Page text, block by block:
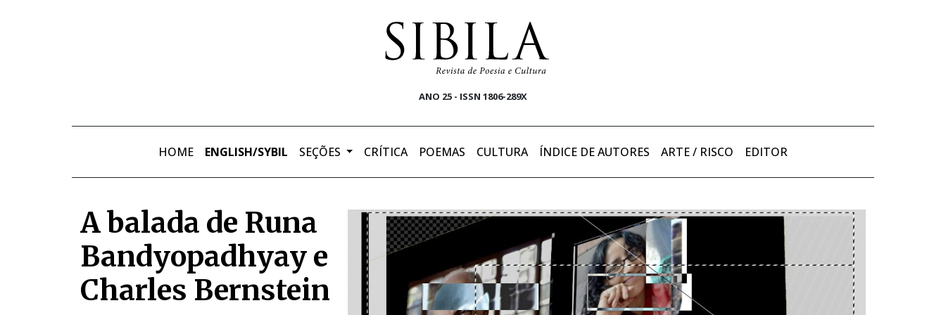
ANO 25 - ISSN 1806-289X
HOME ENGLISH/SYBIL SEÇÕES CRÍTICA POEMAS CULTURA ÍNDICE DE AUTORES ARTE / RISCO EDITOR
A balada de Runa
Bandyopadhyay e
Charles Bernstein